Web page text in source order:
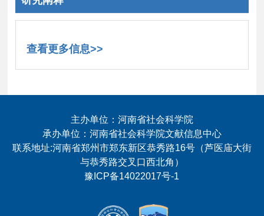
查看更多信息>>
主办单位：河南省社会科学院
承办单位：河南省社会科学院文献信息中心
联系地址:河南省郑州市郑东新区恭秀路16号（芦医庙大街
与恭秀路交叉口西北角）
豫ICP备14022017号-1